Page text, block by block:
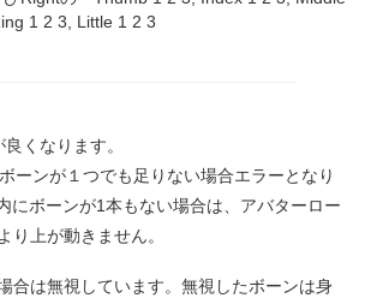
1 2 3, Little 1 2 3
くなります。
ンが１つでも足りない場合エラーとなり
にボーンが1本もない場合は、アバターロー
り上が動きません。
合は無視しています。無視したボーンは身